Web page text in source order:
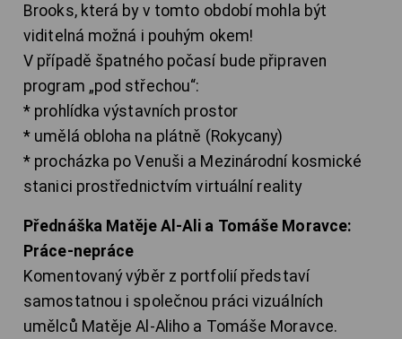
Brooks, která by v tomto období mohla být
viditelná možná i pouhým okem!
V případě špatného počasí bude připraven
program „pod střechou“:
* prohlídka výstavních prostor
* umělá obloha na plátně (Rokycany)
* procházka po Venuši a Mezinárodní kosmické
stanici prostřednictvím virtuální reality
Přednáška Matěje Al-Ali a Tomáše Moravce:
Práce-nepráce
Komentovaný výběr z portfolií představí
samostatnou i společnou práci vizuálních
umělců Matěje Al-Aliho a Tomáše Moravce.